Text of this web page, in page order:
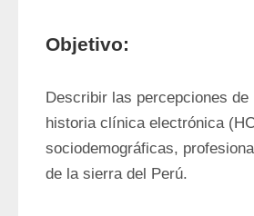
Objetivo:
Describir las percepciones
historia clínica electrónica
sociodemográficas,
de la sierra del Perú.